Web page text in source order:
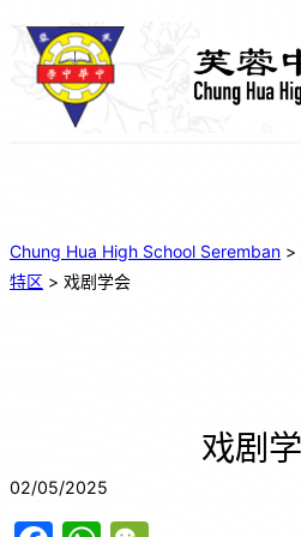
Chung Hua High School Seremban >
特区 > 戏剧学会
戏剧
02/05/2025